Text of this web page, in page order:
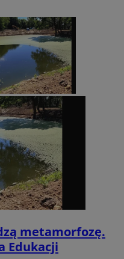
metamorfozę.
Edukacji